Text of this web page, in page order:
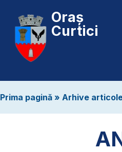
Oraș
Curtici
Prima pagină » Arhive